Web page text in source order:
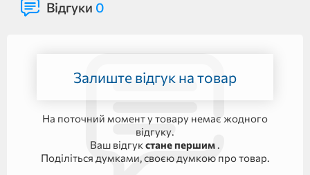
Відгуки 0
Залиште відгук на товар
На поточний момент у товару немає жодного
відгуку.
Ваш відгук стане першим .
Поділіться думками, своєю думкою про товар.